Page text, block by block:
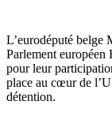
L’eurodéputé belge
Parlement
pour leur
place au cœur de
détention.